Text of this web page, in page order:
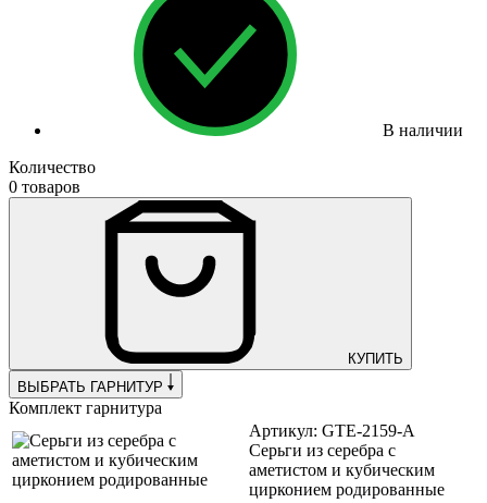
В наличии
Количество
0 товаров
КУПИТЬ
ВЫБРАТЬ ГАРНИТУР
Комплект гарнитура
Артикул: GTE-2159-A
Серьги из серебра с
аметистом и кубическим
цирконием родированные